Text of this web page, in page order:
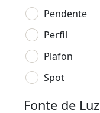
Pendente
Perfil
Plafon
Spot
Fonte de Luz